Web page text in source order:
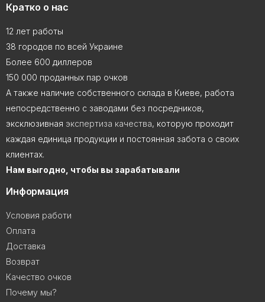
Кратко о нас
12 лет работы
38 городов по всей Украине
Более 600 диллеров
150 000 проданных пар очков
А также наличие собственного склада в Киеве, работа
непосредственно с заводами без посредников,
эксклюзивная экспертиза качества, которую проходит
каждая единица продукции и постоянная забота о своих
клиентах.
Нам выгодно, чтобы вы зарабатывали
Информация
Условия работи
Оплата
Доставка
Возврат
Качество очков
Почему мы?